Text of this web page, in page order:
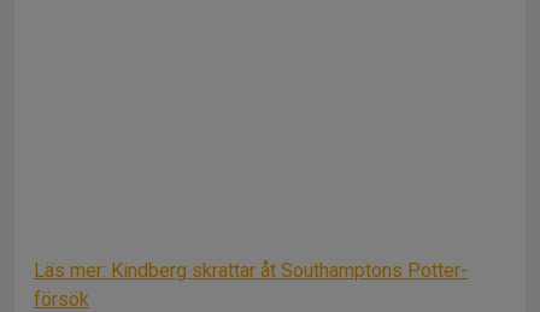
Läs mer: Kindberg skrattar åt Southamptons Potter-
försök